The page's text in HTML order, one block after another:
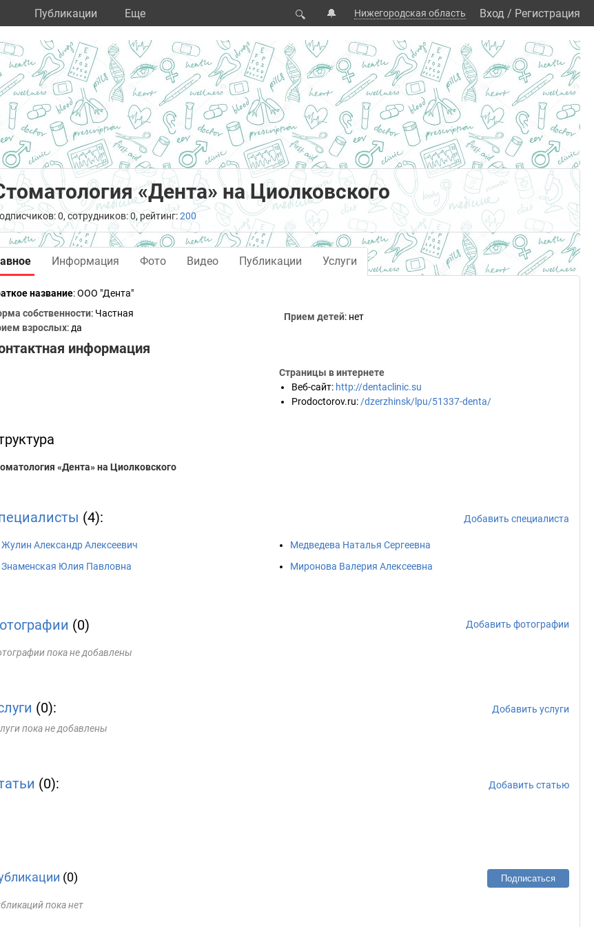
Публикации Eще 🔍 🔔 Нижегородская область Вход / Регистрация
«Дента» на Циолковского
0, сотрудников: 0, рейтинг:200
Информация Фото Видео Публикации Услуги
название:ООО "Дента"
собственности: Частная
взрослых: да
Прием детей: нет
информация
Страницы в интернете
Веб-сайт: http://dentaclinic.su
Prodoctorov.ru: /dzerzhinsk/lpu/51337-denta/
«Дента» на Циолковского
(4): Добавить специалиста
Жулин Александр Алексеевич
Знаменская Юлия Павловна
Медведева Наталья Сергеевна
Миронова Валерия Алексеевна
(0) Добавить фотографии
пока не добавлены
(0):
Добавить услуги
пока не добавлены
(0): Добавить статью
(0) Подписаться
пока нет